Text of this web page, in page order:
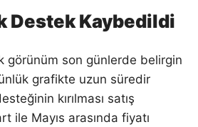
Destek Kaybedildi
görünüm son günlerde belirgin
grafikte uzun süredir
kırılması satış
ile Mayıs arasında fiyatı